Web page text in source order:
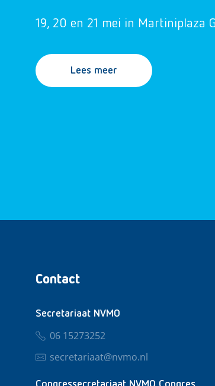
19, 20 en 21 mei in Martiniplaza
Lees meer
Contact
Secretariaat NVMO
06 15273252
secretariaat@nvmo.nl